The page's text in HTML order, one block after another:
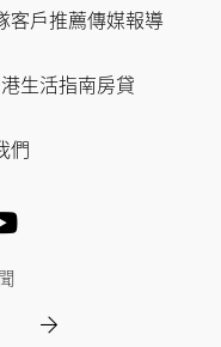
客戶推薦傳媒報導
生活指南房貸
們